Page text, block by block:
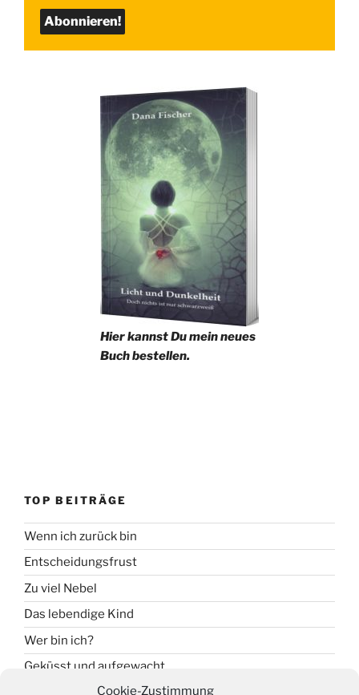
Cookie-Zustimmung
Hier kannst Du mein neues
Buch bestellen.
TOP BEITRÄGE
Wenn ich zurück bin
Entscheidungsfrust
Zu viel Nebel
Das lebendige Kind
Wer bin ich?
Geküsst und aufgewacht